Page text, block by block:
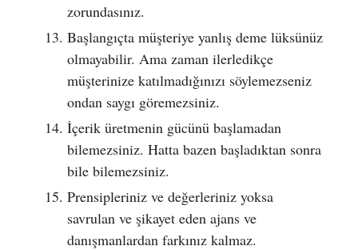
zorundasınız.
Başlangıçta müşteriye yanlış deme lüksünüz
olmayabilir. Ama zaman ilerledikçe
müşterinize katılmadığınızı söylemezseniz
ondan saygı göremezsiniz.
İçerik üretmenin gücünü başlamadan
bilemezsiniz. Hatta bazen başladıktan sonra
bile bilemezsiniz.
Prensipleriniz ve değerleriniz yoksa
savrulan ve şikayet eden ajans ve
danışmanlardan farkınız kalmaz.